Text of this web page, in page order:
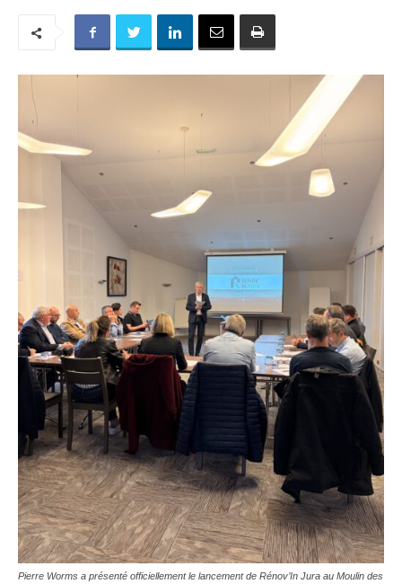
Pierre Worms a présenté officiellement le lancement de Rénov’In Jura au Moulin des